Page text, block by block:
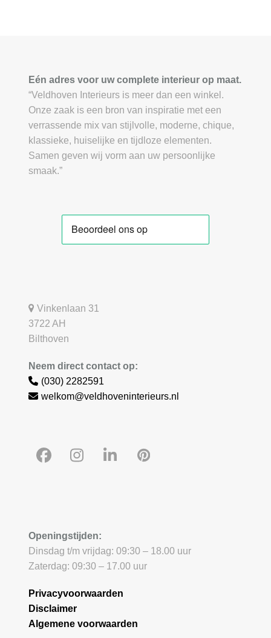
Eén adres voor uw complete interieur op maat.
“Veldhoven Interieurs is meer dan een winkel.
Onze zaak is een bron van inspiratie met een
verrassende mix van stijlvolle, moderne, chique,
klassieke, huiselijke en tijdloze elementen.
Samen geven wij vorm aan uw persoonlijke
smaak.”
Vinkenlaan 31
3722 AH
Bilthoven
Neem direct contact op:
(030) 2282591
welkom@veldhoveninterieurs.nl
Facebook
Instagram
LinkedInPinterest
Openingstijden:
Dinsdag t/m vrijdag: 09:30 – 18.00 uur
Zaterdag: 09:30 – 17.00 uur
Privacyvoorwaarden
Disclaimer
Algemene voorwaarden